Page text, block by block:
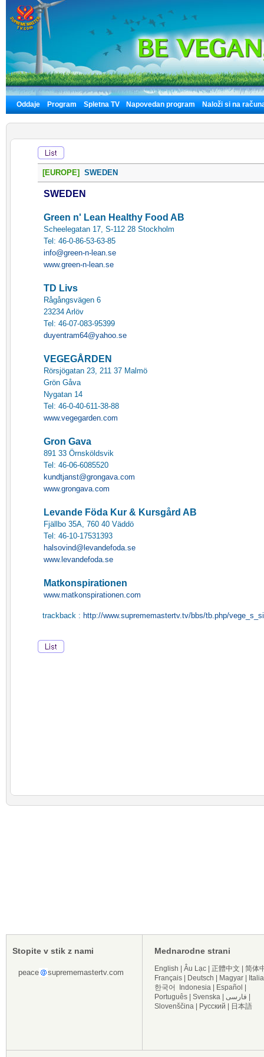
Oddaje Program Spletna TV Napovedan program Naloži si na
[EUROPE] SWEDEN
SWEDEN
Green n' Lean Healthy Food AB
Scheelegatan 17, S-112 28 Stockholm
Tel: 46-0-86-53-63-85
info@green-n-lean.se
www.green-n-lean.se
TD Livs
Rågångsvägen 6
23234 Arlöv
Tel: 46-07-083-95399
duyentram64@yahoo.se
VEGEGÅRDEN
Rörsjögatan 23, 211 37 Malmö
Grön Gåva
Nygatan 14
Tel: 46-0-40-611-38-88
www.vegegarden.com
Gron Gava
891 33 Örnsköldsvik
Tel: 46-06-6085520
kundtjanst@grongava.com
www.grongava.com
Levande Föda Kur & Kursgård AB
Fjällbo 35A, 760 40 Väddö
Tel: 46-10-17531393
halsovind@levandefoda.se
www.levandefoda.se
Matkonspirationen
www.matkonspirationen.com
trackback : http://www.suprememastertv.tv/bbs/tb.php/
Stopite v stik z nami
peace suprememastertv.com
Mednarodne strani
English Âu Lạc 正體中文
简体
Français
Deutsch Magyar
한국어
Indonesia Español
Português
Svenska فارسی
Slovenščina
Русский 日本語